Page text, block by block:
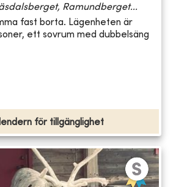
Ramundberget...
fast borta. Lägenheten är
ett sovrum med dubbelsäng
för tillgänglighet